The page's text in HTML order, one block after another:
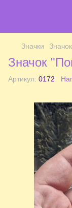
Значки
Значок
Артикул: 0172